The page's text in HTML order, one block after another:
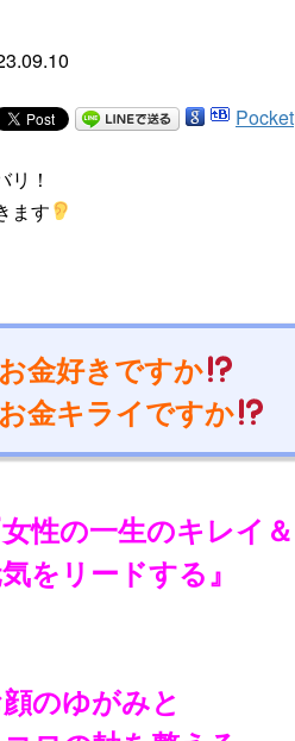
Pocket
リ！
ます
お金好きですか
お金キライですか
女性の一生のキレイ＆
をリードする』
のゆがみと